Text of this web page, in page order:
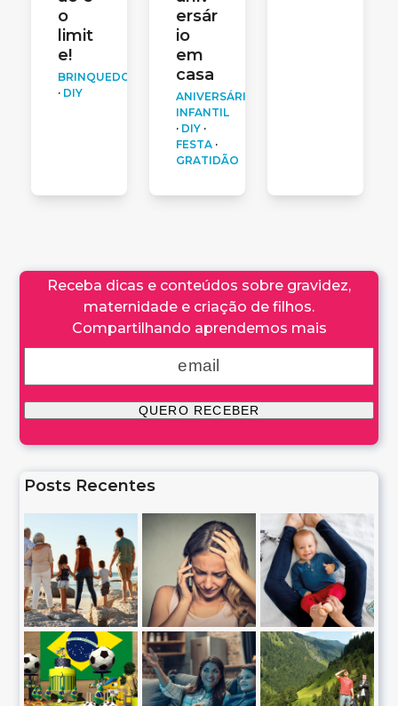
o
limit
e!
BRINQUEDOS
· DIY
ersár
io
em
casa
ANIVERSÁRIO
INFANTIL
· DIY·
FESTA·
GRATIDÃO
Receba dicas e conteúdos sobre gravidez,
maternidade e criação de filhos.
Compartilhando aprendemos mais
Posts Recentes